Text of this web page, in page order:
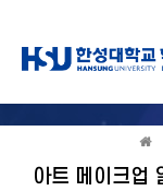
아트 메이크업